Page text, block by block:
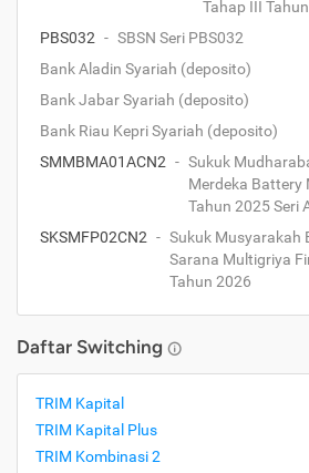
Tahap III
PBS032 - SBSN Seri PBS032
Bank Aladin Syariah (deposito)
Bank Jabar Syariah (deposito)
Bank Riau Kepri Syariah (deposito)
SMMBMA01ACN2 - Sukuk
Merdeka Battery
Tahun 2025 Seri
SKSMFP02CN2 - Sukuk Musyarakah
Sarana Multigriya
Tahun 2026
Daftar Switching
TRIM Kapital
TRIM Kapital Plus
TRIM Kombinasi 2